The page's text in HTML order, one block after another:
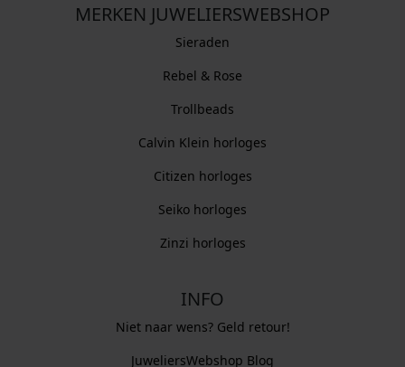
MERKEN JUWELIERSWEBSHOP
Sieraden
Rebel & Rose
Trollbeads
Calvin Klein horloges
Citizen horloges
Seiko horloges
Zinzi horloges
INFO
Niet naar wens? Geld retour!
JuweliersWebshop Blog